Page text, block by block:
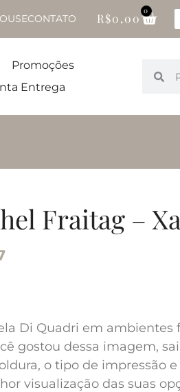
CONTATO R$0,00
0
Promoções
Entrega
Fraitag –
Di Quadri em ambientes
gostou dessa imagem,
o tipo de impressão
visualização das suas